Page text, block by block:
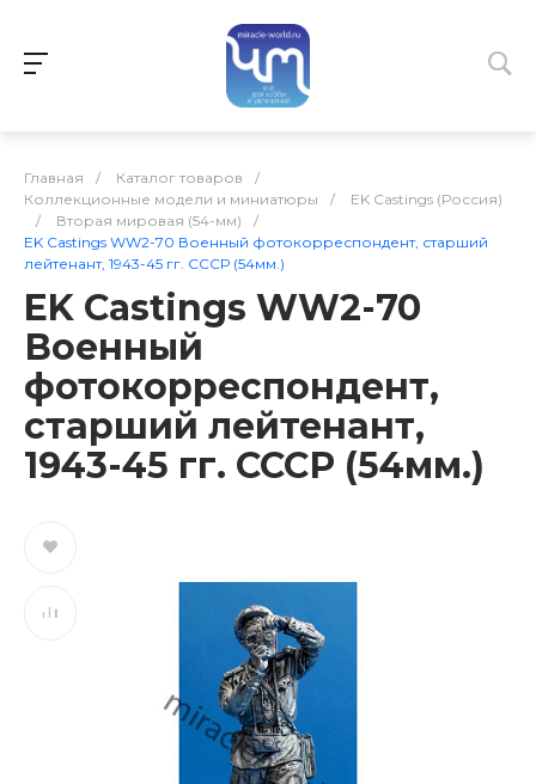
Главная / Каталог товаров
/
Коллекционные модели и миниатюры
/
EK Castings (Россия)
/
Вторая мировая (54-мм)
/
EK Castings WW2-70 Военный фотокорреспондент, старший
лейтенант, 1943-45 гг. СССР (54мм.)
EK Castings WW2-70
Военный
фотокорреспондент,
старший лейтенант,
1943-45 гг. СССР (54мм.)